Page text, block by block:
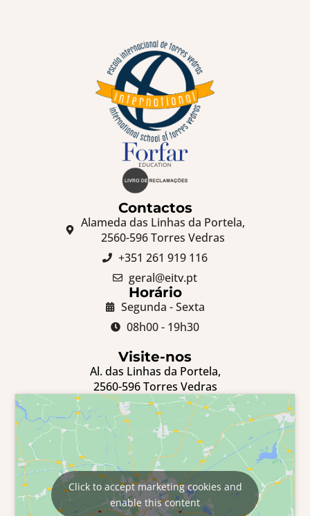
Contactos
Alameda das Linhas da Portela,
2560-596 Torres Vedras
+351 261 919 116
geral@eitv.pt
Horário
Segunda - Sexta
08h00 - 19h30
Visite-nos
Al. das Linhas da Portela,
2560-596 Torres Vedras
Click to accept marketing cookies and
enable this content